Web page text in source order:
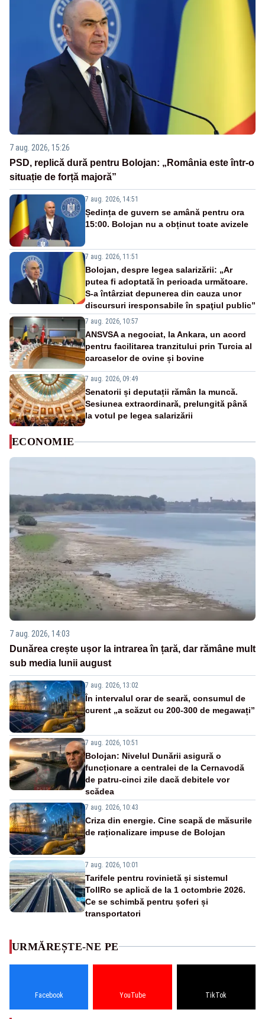
7 aug. 2026, 15:26
PSD, replică dură pentru Bolojan: „România este într-o
situație de forță majoră”
7 aug. 2026, 14:51
Ședința de guvern se amână pentru ora
15:00. Bolojan nu a obținut toate avizele
7 aug. 2026, 11:51
Bolojan, despre legea salarizării: „Ar
putea fi adoptată în perioada următoare.
S-a întârziat depunerea din cauza unor
discursuri iresponsabile în spaţiul public”
7 aug. 2026, 10:57
ANSVSA a negociat, la Ankara, un acord
pentru facilitarea tranzitului prin Turcia al
carcaselor de ovine și bovine
7 aug. 2026, 09:49
Senatorii și deputații rămân la muncă.
Sesiunea extraordinară, prelungită până
la votul pe legea salarizării
ECONOMIE
7 aug. 2026, 14:03
Dunărea crește ușor la intrarea în țară, dar rămâne mult
sub media lunii august
7 aug. 2026, 13:02
În intervalul orar de seară, consumul de
curent „a scăzut cu 200-300 de megawați”
7 aug. 2026, 10:51
Bolojan: Nivelul Dunării asigură o
funcționare a centralei de la Cernavodă
de patru-cinci zile dacă debitele vor
scădea
7 aug. 2026, 10:43
Criza din energie. Cine scapă de măsurile
de raționalizare impuse de Bolojan
7 aug. 2026, 10:01
Tarifele pentru rovinietă și sistemul
TollRo se aplică de la 1 octombrie 2026.
Ce se schimbă pentru șoferi și
transportatori
URMĂREȘTE-NE PE
Facebook YouTube TikTok